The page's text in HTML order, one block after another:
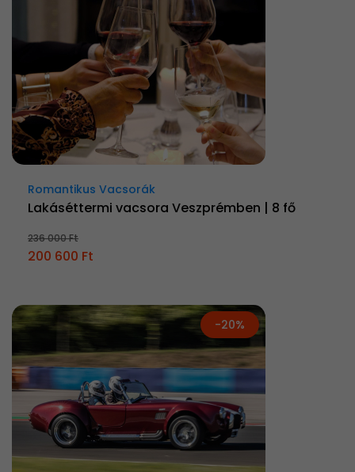
Romantikus Vacsorák
Lakáséttermi vacsora Veszprémben | 8 fő
236 000 Ft
200 600 Ft
-20%